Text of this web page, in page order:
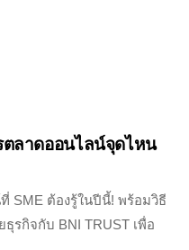
ตลาดออนไลน์จุดไหน
SME ต้องรู้ในปีนี้! พร้อมวิธี
รกิจกับ BNI TRUST เพื่อ